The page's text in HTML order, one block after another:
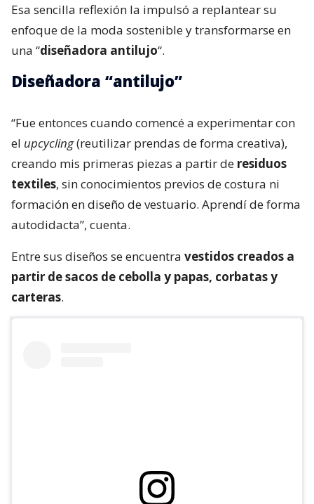
Esa sencilla reflexión la impulsó a replantear su
enfoque de la moda sostenible y transformarse en
una “diseñadora antilujo“.
Diseñadora “antilujo”
“Fue entonces cuando comencé a experimentar con
el upcycling(reutilizar prendas de forma creativa),
creando mis primeras piezas a partir de residuos
textiles, sin conocimientos previos de costura ni
formación en diseño de vestuario. Aprendí de forma
autodidacta”, cuenta.
Entre sus diseños se encuentra vestidos creados a
partir de sacos de cebolla y papas, corbatas y
carteras.